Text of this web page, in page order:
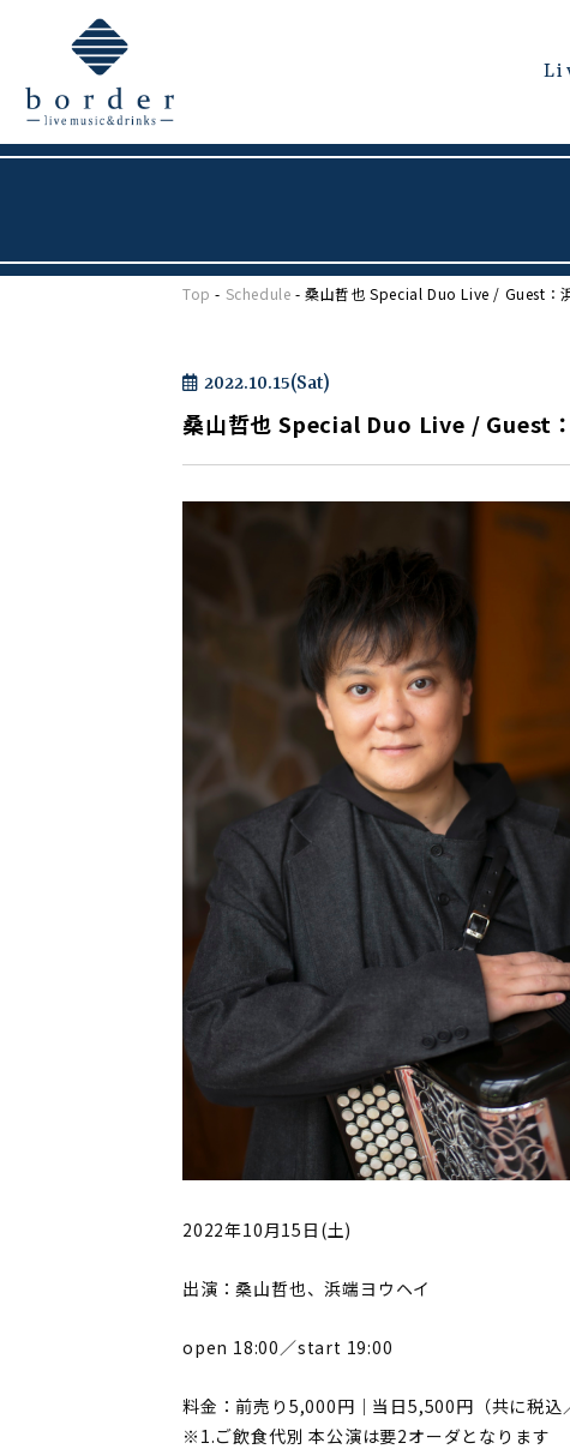
Top - Schedule - 桑山哲也 Special Duo Live / Guest：
2022.10.15(Sat)
桑山哲也 Special Duo Live / Guest
2022年10月15日(土)
出演：桑山哲也、浜端ヨウヘイ
open 18:00／start 19:00
料金：前売り5,000円｜当日5,500円（共に税込
※1.ご飲食代別 本公演は要2オーダとなります